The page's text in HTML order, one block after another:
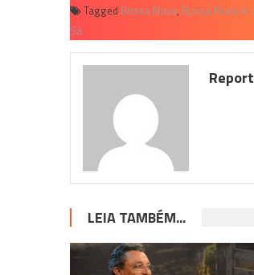
Tagged Bossa Nova, Bossa Nova in
Sá
LEIA TAMBÉM...